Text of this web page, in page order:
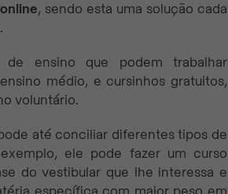
online, sendo esta uma solução cada
de ensino que podem trabalhar
médio, e cursinhos gratuitos,
voluntário.
até conciliar diferentes tipos de
ele pode fazer um curso
do vestibular que lhe interessa e